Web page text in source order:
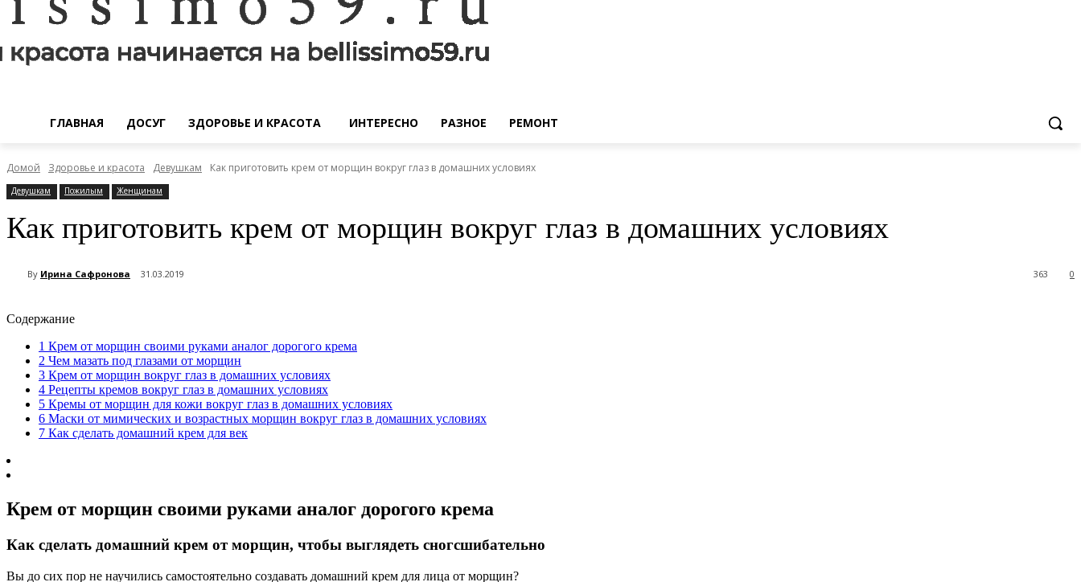
ГЛАВНАЯ ДОСУГ ЗДОРОВЬЕ И КРАСОТА ИНТЕРЕСНО РАЗНОЕ РЕМОНТ
Домой Здоровье и красота Девушкам Как приготовить крем от морщин вокруг глаз в домашних условиях
Девушкам Пожилым Женщинам
Как приготовить крем от морщин вокруг глаз в домашних условиях
By Ирина Сафронова 31.03.2019 0
363
Содержание
1 Крем от морщин своими руками аналог дорогого крема
2 Чем мазать под глазами от морщин
3 Крем от морщин вокруг глаз в домашних условиях
4 Рецепты кремов вокруг глаз в домашних условиях
5 Кремы от морщин для кожи вокруг глаз в домашних условиях
6 Маски от мимических и возрастных морщин вокруг глаз в домашних условиях
7 Как сделать домашний крем для век
Крем от морщин своими руками аналог дорогого крема
Как сделать домашний крем от морщин, чтобы выглядеть сногсшибательно
Вы до сих пор не научились самостоятельно создавать домашний крем для лица от морщин?